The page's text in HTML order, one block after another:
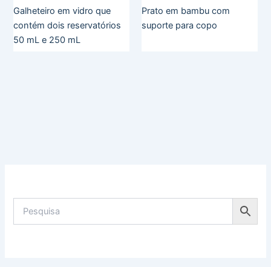
Galheteiro em vidro que
contém dois reservatórios
50 mL e 250 mL
Prato em bambu com
suporte para copo